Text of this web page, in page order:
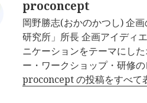
proconcept
岡野勝志(おかのかつし) 企
研究所」所長 企画アイディ
ニケーションをテーマにし
ー・ワークショップ・研修
proconcept の投稿をすべて